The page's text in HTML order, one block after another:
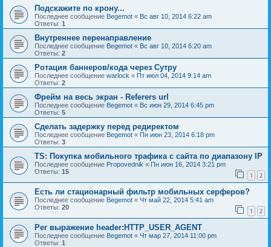
Подскажите по крону...
Последнее сообщение Begemot « Вс авг 10, 2014 6:22 am
Ответы: 1
Внутреннее перенаправление
Последнее сообщение Begemot « Вс авг 10, 2014 6:20 am
Ответы: 2
Ротация баннеров/кода через Сутру
Последнее сообщение warlock « Пт июл 04, 2014 9:14 am
Ответы: 2
Фрейм на весь экран - Referers url
Последнее сообщение Begemot « Вс июн 29, 2014 6:45 pm
Ответы: 5
Сделать задержку перед редиректом
Последнее сообщение Begemot « Пн июн 23, 2014 6:18 pm
Ответы: 3
TS: Покупка мобильного трафика с сайта по диапазону IP
Последнее сообщение Propovednik « Пн июн 16, 2014 3:21 pm
Ответы: 15 1 2
Есть ли стационарный фильтр мобильных серферов?
Последнее сообщение Begemot « Чт май 22, 2014 5:41 am
Ответы: 20 1 2
Рег выражение header:HTTP_USER_AGENT
Последнее сообщение Begemot « Чт мар 27, 2014 11:00 pm
Ответы: 1